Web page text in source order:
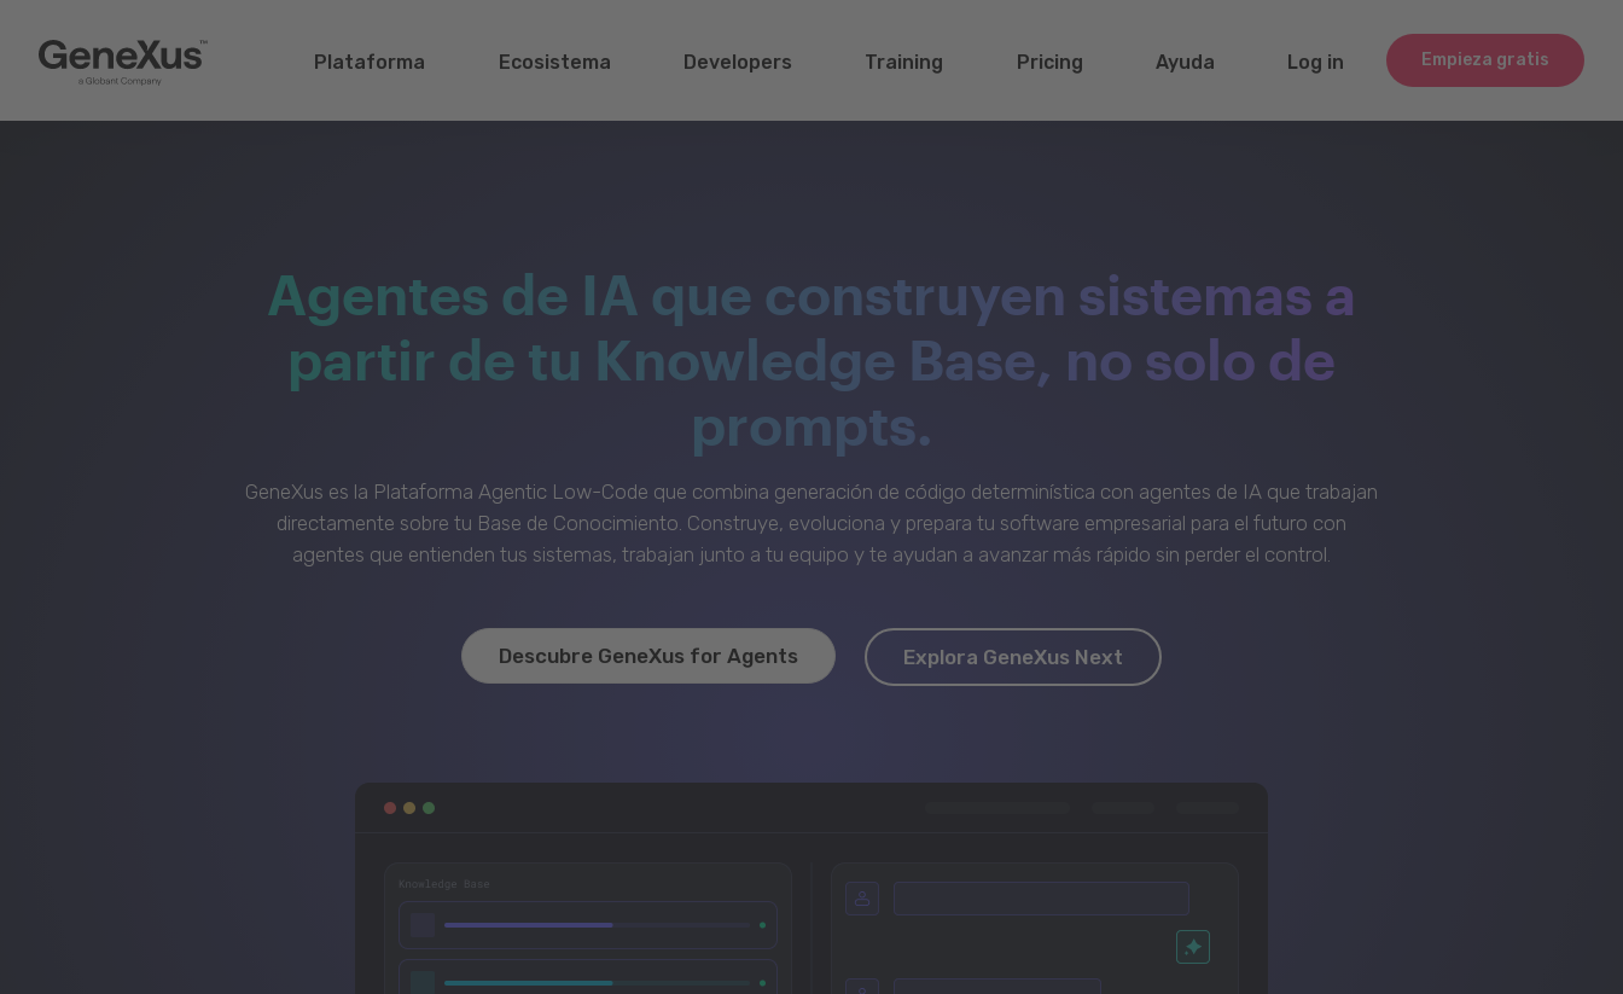
Empieza gratis
Plataforma Ecosistema Developers Training Pricing Ayuda Log in
Agentes de IA que construyen sistemas a
partir de tu Knowledge Base, no solo de
prompts.
GeneXus es la Plataforma Agentic Low-Code que combina generación de código determinística con agentes de IA que trabajan
directamente sobre tu Base de Conocimiento. Construye, evoluciona y prepara tu software empresarial para el futuro con
agentes que entienden tus sistemas, trabajan junto a tu equipo y te ayudan a avanzar más rápido sin perder el control.
Descubre GeneXus for Agents Explora GeneXus Next